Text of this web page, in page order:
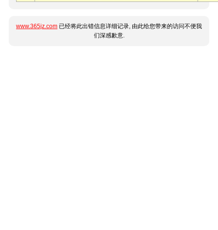
www.365jz.com 已经将此出错信息详细记录, 由此给您带来的访问不便我
们深感歉意.